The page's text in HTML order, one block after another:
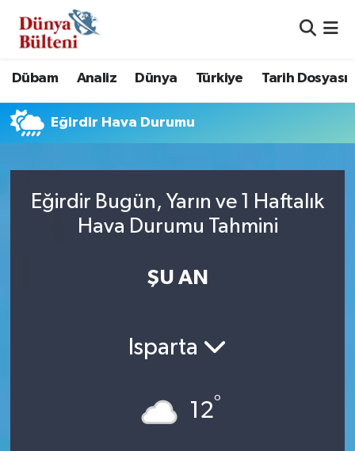
Dübam Analiz Dünya Türkiye Tarih Dosyası
Eğirdir Hava Durumu
Eğirdir Bugün, Yarın ve 1 Haftalık
Hava Durumu Tahmini
ŞU AN
Isparta
12°
Hava Durumu
Namaz Vakitleri
Süper Lig Puan Durumu ve Fikstür